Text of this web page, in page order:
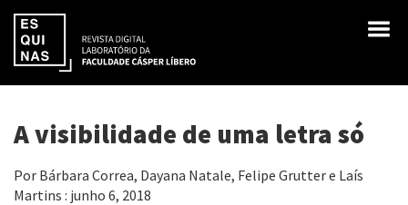
A visibilidade de uma letra só
Por Bárbara Correa, Dayana Natale, Felipe Grutter e Laís
Martins : junho 6, 2018